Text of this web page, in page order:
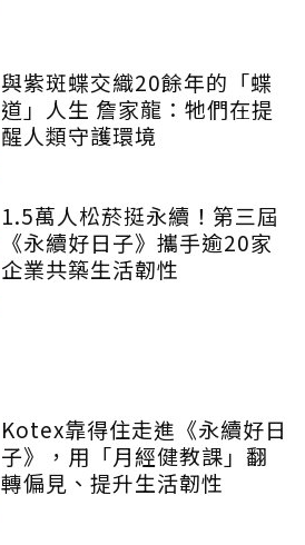
與紫斑蝶交織20餘年的「蝶
道」人生 詹家龍：牠們在提
醒人類守護環境
1.5萬人松菸挺永續！第三屆
《永續好日子》攜手逾20家
企業共築生活韌性
Kotex靠得住走進《永續好日
子》，用「月經健教課」翻
轉偏見、提升生活韌性